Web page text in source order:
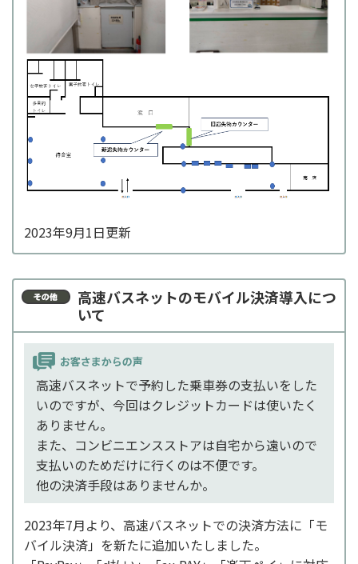
2023年9月1日更新
高速バスネットのモバイル決済導入につ
いて
高速バスネットで予約した乗車券の支払いをした
いのですが、今回はクレジットカードは使いたく
ありません。
また、コンビニエンスストアは自宅から遠いので
支払いのためだけに行くのは不便です。
他の決済手段はありませんか。
2023年7月より、高速バスネットでの決済方法に「モ
バイル決済」を新たに追加いたしました。